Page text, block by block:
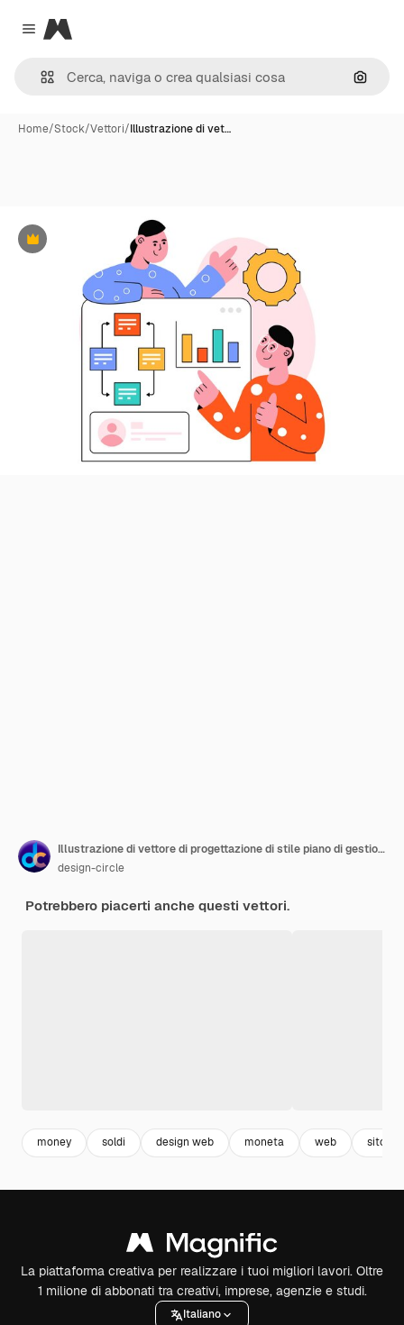
Close menu
Magnific
Cerca
Home/Stock/Vettori/Illustrazione di vet…
Premium
Illustrazione di vettore di progettazione di stile piano di gestione dei processi. Illustrazione di scorta
design-circle
Potrebbero piacerti anche questi vettori.
money soldi design web moneta web sito
La piattaforma creativa per realizzare i tuoi migliori lavori. Oltre
1 milione di abbonati tra creativi, imprese, agenzie e studi.
Italiano